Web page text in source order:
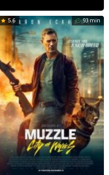
5.6 93 min